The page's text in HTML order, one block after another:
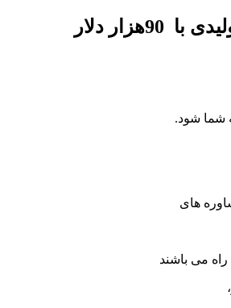
دلار
شما شود.
های
می باشند